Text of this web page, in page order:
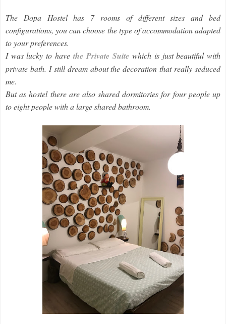
The Dopa Hostel has 7 rooms of different sizes and bed
configurations, you can choose the type of accommodation adapted
to your preferences.
I was lucky to havethe Private Suite which is just beautiful with
private bath. I still dream about the decoration that really seduced
me.
But as hostel there are also shared dormitories for four people up
to eight people with a large shared bathroom.